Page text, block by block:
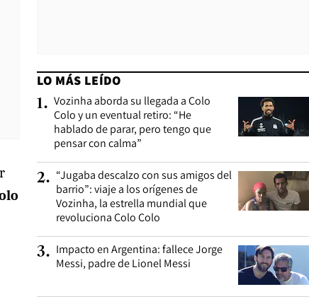
LO MÁS LEÍDO
1. Vozinha aborda su llegada a Colo
Colo y un eventual retiro: “He
hablado de parar, pero tengo que
pensar con calma”
2. “Jugaba descalzo con sus amigos del
barrio”: viaje a los orígenes de
Vozinha, la estrella mundial que
revoluciona Colo Colo
3. Impacto en Argentina: fallece Jorge
Messi, padre de Lionel Messi